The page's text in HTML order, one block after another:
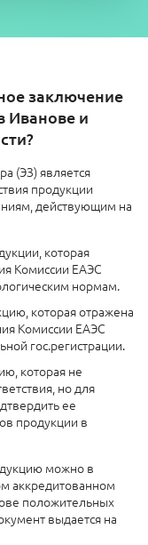
заключение
Иванове и
(ЭЗ) является
продукции
действующим на
которая
Комиссии ЕАЭС
нормам.
которая отражена
Комиссии ЕАЭС
гос.регистрации.
которая не
но для
ее
продукции в
можно в
аккредитованном
положительных
выдается на